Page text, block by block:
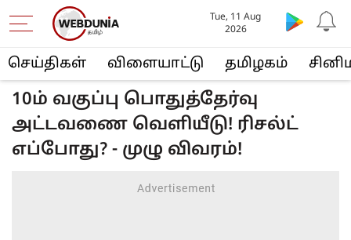
செய்திகள் விளையா‌ட்டு த‌மிழக‌ம்
Tue, 11 Aug
2026
10ம் வகுப்பு பொதுத்தேர்வு
அட்டவணை வெளியீடு! ரிசல்ட்
எப்போது? - முழு விவரம்!